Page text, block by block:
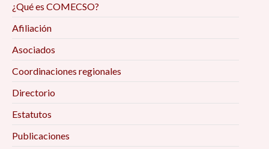
¿Qué es COMECSO?
Afiliación
Asociados
Coordinaciones regionales
Directorio
Estatutos
Publicaciones